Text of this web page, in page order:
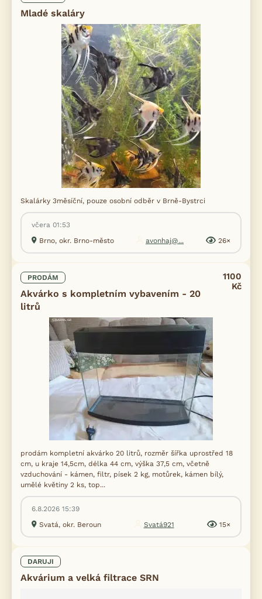
Mladé skaláry
Skalárky 3měsíční, pouze osobní odběr v Brně-Bystrci
včera 01:53
Brno, okr. Brno-město
avonhaj@... 26×
PRODÁM
Akvárko s kompletním vybavením - 20
litrů
1100
Kč
prodám kompletní akvárko 20 litrů, rozměr šířka uprostřed 18
cm, u kraje 14,5cm, délka 44 cm, výška 37,5 cm, včetně
vzduchování - kámen, filtr, písek 2 kg, motůrek, kámen bílý,
umělé květiny 2 ks, top...
6.8.2026 15:39
Svatá, okr. Beroun
Svatá921 15×
DARUJI
Akvárium a velká filtrace SRN